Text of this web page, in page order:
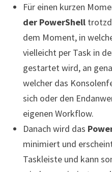
Für einen kurzen
der PowerShell
dem Moment, in
vielleicht per Task in
gestartet wird, an
welcher das
sich oder den
eigenen Workflow.
Danach wird das
minimiert und
Taskleiste und kann